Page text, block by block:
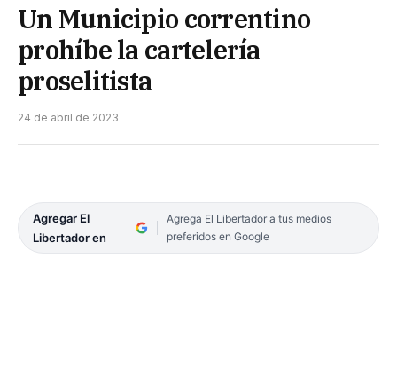
Un Municipio correntino
prohíbe la cartelería
proselitista
24 de abril de 2023
Agregar El
Libertador en
Agrega El Libertador a tus medios
preferidos en Google